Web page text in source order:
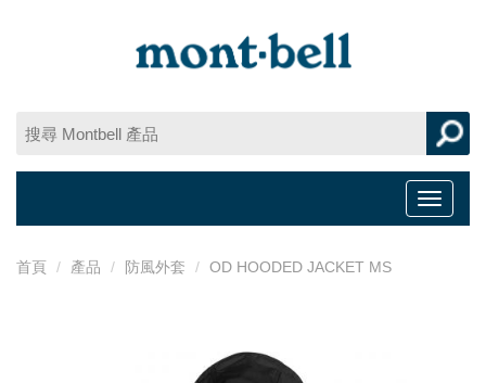
Toggle
首頁 產品 防風外套 OD HOODED JACKET MS